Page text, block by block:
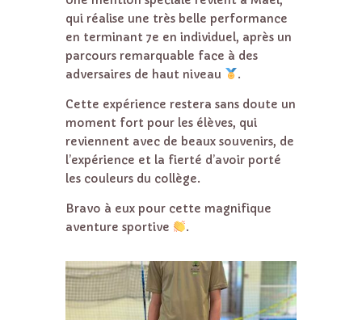
qui réalise une très belle performance
en terminant 7e en individuel, après un
parcours remarquable face à des
adversaires de haut niveau
.
Cette expérience restera sans doute un
moment fort pour les élèves, qui
reviennent avec de beaux souvenirs, de
l’expérience et la fierté d’avoir porté
les couleurs du collège.
Bravo à eux pour cette magnifique
aventure sportive
.